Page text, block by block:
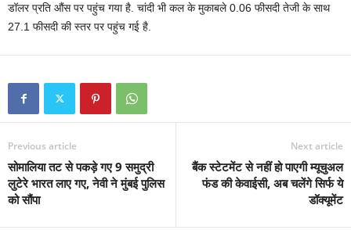
डॉलर प्रति औंस पर पहुंच गया है. चांदी भी कल के मुकाबले 0.06 फीसदी तेजी के साथ
27.1 फीसदी की स्तर पर पहुंच गई है.
Previous article
सोमालिया तट से पकड़े गए 9 समुद्री
लुटेरे भारत लाए गए, नेवी ने मुंबई पुलिस
को सौंपा
Next article
बैंक स्टेटमेंट से नहीं हो पाएगी म्यूचुअल
फंड की केवाईसी, अब चलेंगे सिर्फ ये
डॉक्यूमेंट